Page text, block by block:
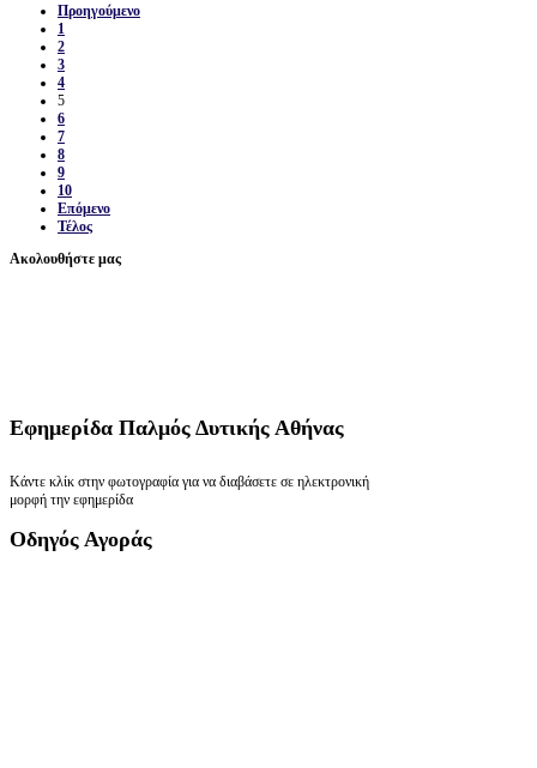
Προηγούμενο
1
2
3
4
5
6
7
8
9
10
Επόμενο
Τέλος
Ακολουθήστε μας
Εφημερίδα Παλμός Δυτικής Αθήνας
Κάντε κλίκ στην φωτογραφία για να διαβάσετε σε ηλεκτρονική
μορφή την εφημερίδα
Οδηγός Αγοράς